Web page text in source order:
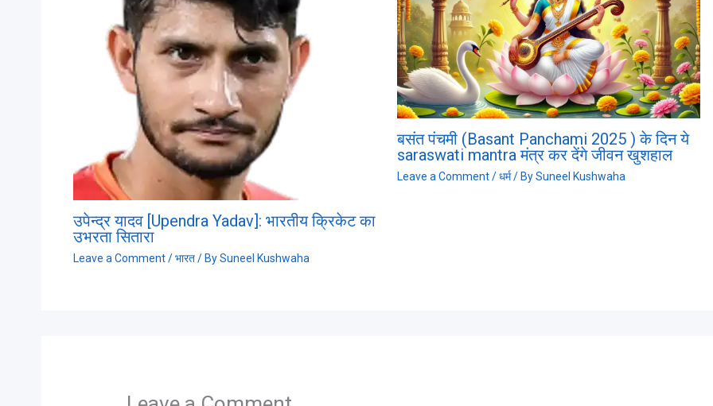
उपेन्द्र यादव [Upendra Yadav]: भारतीय क्रिकेट का
उभरता सितारा
Leave a Comment/भारत/ BySuneel Kushwaha
बसंत पंचमी (Basant Panchami 2025 ) के दिन ये
saraswati mantra मंत्र कर देंगे जीवन खुशहाल
Leave a Comment /धर्म/ BySuneel Kushwaha